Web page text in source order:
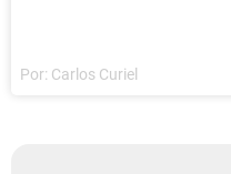
Por: Carlos Curiel